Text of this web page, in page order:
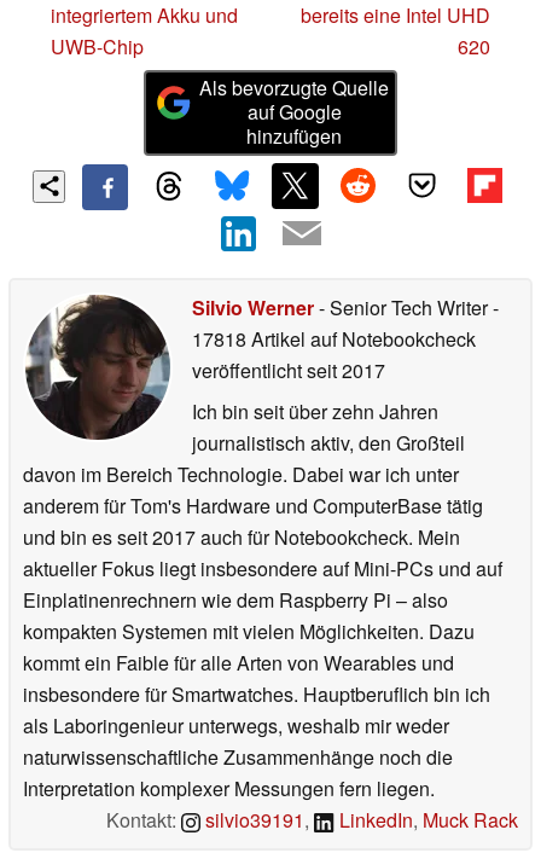
integriertem Akku und
UWB-Chip
bereits eine Intel UHD
620
Als bevorzugte Quelle
auf Google
hinzufügen
Silvio Werner- Senior Tech Writer-
17818 Artikel auf Notebookcheck
veröffentlichtseit 2017
Ich bin seit über zehn Jahren
journalistisch aktiv, den Großteil
davon im Bereich Technologie. Dabei war ich unter
anderem für Tom's Hardware und ComputerBase tätig
und bin es seit 2017 auch für Notebookcheck. Mein
aktueller Fokus liegt insbesondere auf Mini-PCs und auf
Einplatinenrechnern wie dem Raspberry Pi – also
kompakten Systemen mit vielen Möglichkeiten. Dazu
kommt ein Faible für alle Arten von Wearables und
insbesondere für Smartwatches. Hauptberuflich bin ich
als Laboringenieur unterwegs, weshalb mir weder
naturwissenschaftliche Zusammenhänge noch die
Interpretation komplexer Messungen fern liegen.
Kontakt:
silvio39191, LinkedIn, Muck Rack